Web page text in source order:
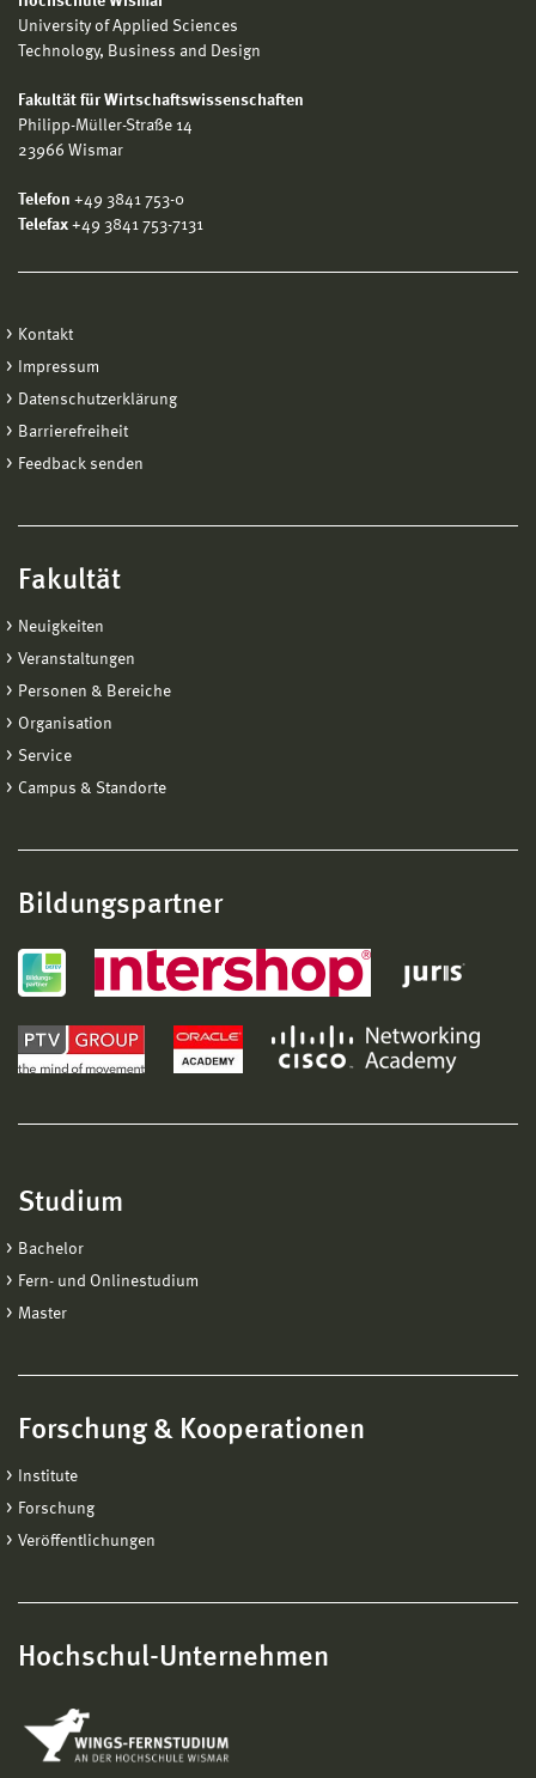
University of Applied Sciences
Technology, Business and Design
Fakultät für Wirtschaftswissenschaften
Philipp-Müller-Straße 14
23966 Wismar
Telefon +49 3841 753-0
Telefax +49 3841 753-7131
Kontakt
Impressum
Datenschutzerklärung
Barrierefreiheit
Feedback senden
Fakultät
Neuigkeiten
Veranstaltungen
Personen & Bereiche
Organisation
Service
Campus & Standorte
Bildungspartner
Studium
Bachelor
Fern- und Onlinestudium
Master
Forschung & Kooperationen
Institute
Forschung
Veröffentlichungen
Hochschul-Unternehmen